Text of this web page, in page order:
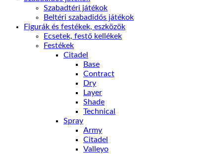
Szabadtéri játékok
Beltéri szabadidős játékok
Figurák és festékek, eszközök
Ecsetek, festő kellékek
Festékek
Citadel
Base
Contract
Dry
Layer
Shade
Technical
Spray
Army
Citadel
Valleyo